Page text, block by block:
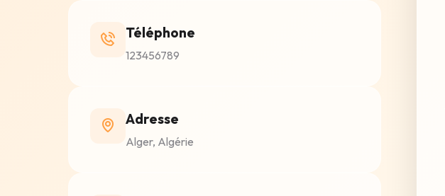
Téléphone
123456789
Adresse
Alger, Algérie